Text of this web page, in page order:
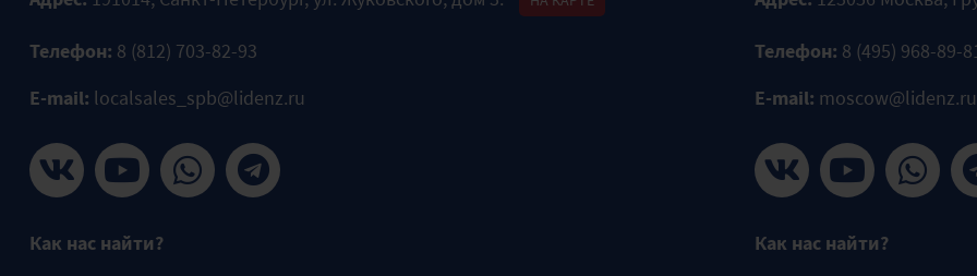
Телефон: 8 (812) 703-82-93
E-mail: localsales_spb@lidenz.ru
Как нас найти?
Телефон: 8 (495) 968-89-
E-mail: moscow@lidenz.ru
Как нас найти?